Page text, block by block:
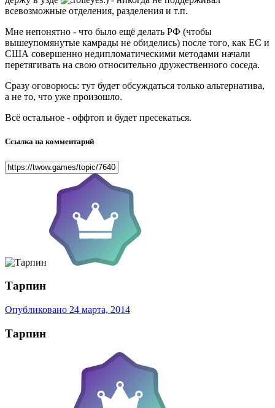
всевозможные отделения, разделения и т.п.
Мне непонятно - что было ещё делать РФ (чтобы
вышеупомянутые камрады не обиделись) после того, как ЕС и
США совершенно недипломатическими методами начали
перетягивать на свою относительно дружественного соседа.
Сразу оговорюсь: тут будет обсуждаться только альтернатива,
а не то, что уже произошло.
Всё остальное - оффтоп и будет пресекаться.
Ссылка на комментарий
Тарпин
Опубликовано 24 марта, 2014
Тарпин